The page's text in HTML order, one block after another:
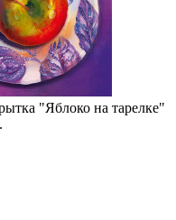
"Яблоко на тарелке"